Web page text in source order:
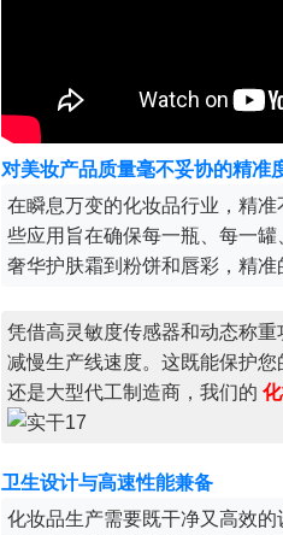
对美妆产品质量毫不妥协的精准
在瞬息万变的化妆品行业，精
些应用旨在确保每一瓶、每一
奢华护肤霜到粉饼和唇彩，精
凭借高灵敏度传感器和动态称重
减慢生产线速度。这既能保护
还是大型代工制造商，我们的
卫生设计与高速性能兼备
化妆品生产需要既干净又高效的